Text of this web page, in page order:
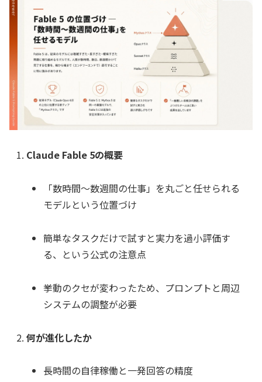
Claude Fable 5の概要
「数時間〜数週間の仕事」を丸ごと任せられる
モデルという位置づけ
簡単なタスクだけで試すと実力を過小評価す
る、という公式の注意点
挙動のクセが変わったため、プロンプトと周辺
システムの調整が必要
何が進化したか
長時間の自律稼働と一発回答の精度